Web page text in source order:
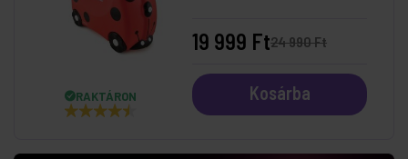
RAKTÁRON
24 990 Ft
19 999 Ft
Kosárba